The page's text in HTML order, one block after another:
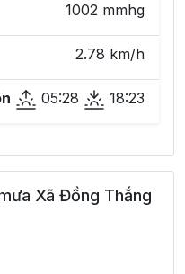
1002 mmhg
2.78 km/h
05:28 18:23
Xã Đồng Thắng